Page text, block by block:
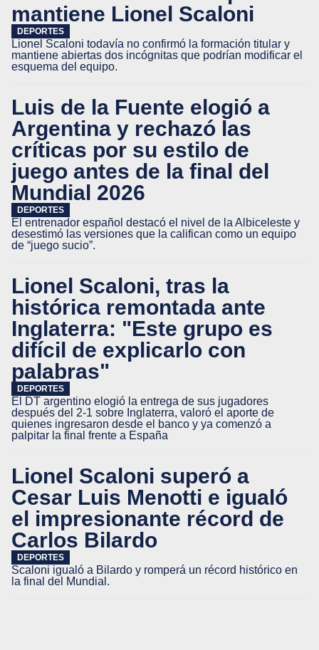
mantiene Lionel Scaloni
DEPORTES
Lionel Scaloni todavía no confirmó la formación titular y
mantiene abiertas dos incógnitas que podrían modificar el
esquema del equipo.
Luis de la Fuente elogió a
Argentina y rechazó las
críticas por su estilo de
juego antes de la final del
Mundial 2026
DEPORTES
El entrenador español destacó el nivel de la Albiceleste y
desestimó las versiones que la califican como un equipo
de “juego sucio”.
Lionel Scaloni, tras la
histórica remontada ante
Inglaterra: "Este grupo es
difícil de explicarlo con
palabras"
DEPORTES
El DT argentino elogió la entrega de sus jugadores
después del 2-1 sobre Inglaterra, valoró el aporte de
quienes ingresaron desde el banco y ya comenzó a
palpitar la final frente a España
Lionel Scaloni superó a
Cesar Luis Menotti e igualó
el impresionante récord de
Carlos Bilardo
DEPORTES
Scaloni igualó a Bilardo y romperá un récord histórico en
la final del Mundial.